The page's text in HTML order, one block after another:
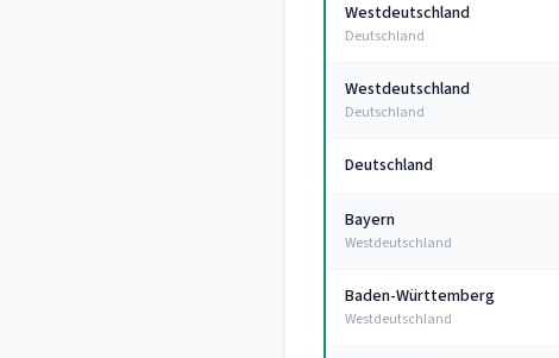
Westdeutschland
Deutschland
Westdeutschland
Deutschland
Deutschland
Bayern
Westdeutschland
Baden-Württemberg
Westdeutschland